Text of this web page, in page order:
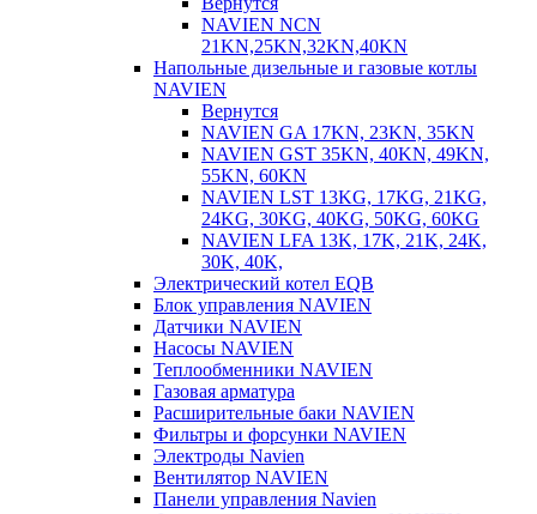
NAVIEN NCN
21KN,25KN,32KN,40KN
Напольные дизельные и газовые котлы
NAVIEN
Вернутся
NAVIEN GA 17KN, 23KN, 35KN
NAVIEN GST 35KN, 40KN, 49KN,
55KN, 60KN
NAVIEN LST 13KG, 17KG, 21KG,
24KG, 30KG, 40KG, 50KG, 60KG
NAVIEN LFA 13K, 17K, 21K, 24K,
30K, 40K,
Электрический котел EQB
Блок управления NAVIEN
Датчики NAVIEN
Насосы NAVIEN
Теплообменники NAVIEN
Газовая арматура
Расширительные баки NAVIEN
Фильтры и форсунки NAVIEN
Электроды Navien
Вентилятор NAVIEN
Панели управления Navien